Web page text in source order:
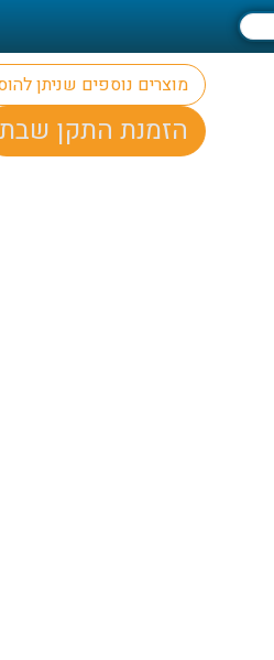
מוצרים נוספים שניתן
הזמנת התקן שבת